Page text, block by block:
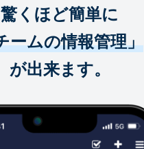
驚くほど簡単に
ームの情報管理」
が出来ます。